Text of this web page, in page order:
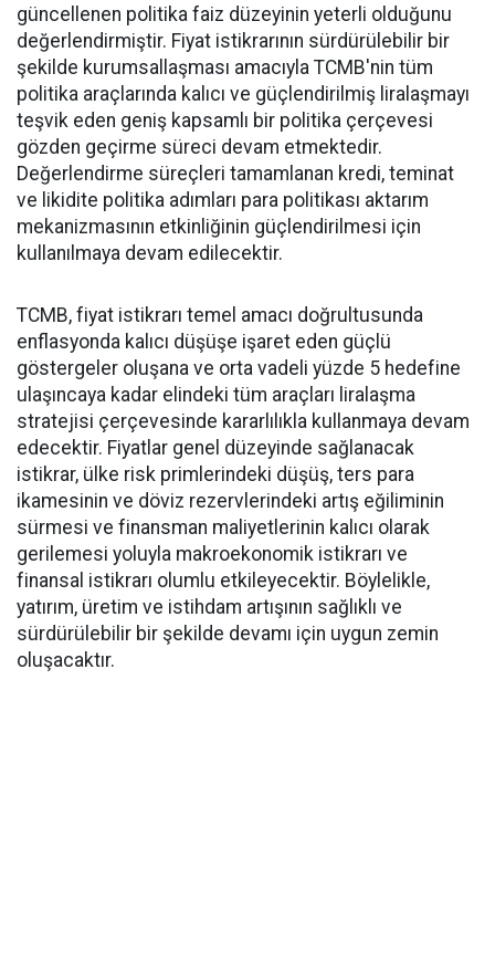
güncellenen politika faiz düzeyinin yeterli olduğunu
değerlendirmiştir. Fiyat istikrarının sürdürülebilir bir
şekilde kurumsallaşması amacıyla TCMB'nin tüm
politika araçlarında kalıcı ve güçlendirilmiş liralaşmayı
teşvik eden geniş kapsamlı bir politika çerçevesi
gözden geçirme süreci devam etmektedir.
Değerlendirme süreçleri tamamlanan kredi, teminat
ve likidite politika adımları para politikası aktarım
mekanizmasının etkinliğinin güçlendirilmesi için
kullanılmaya devam edilecektir.
TCMB, fiyat istikrarı temel amacı doğrultusunda
enflasyonda kalıcı düşüşe işaret eden güçlü
göstergeler oluşana ve orta vadeli yüzde 5 hedefine
ulaşıncaya kadar elindeki tüm araçları liralaşma
stratejisi çerçevesinde kararlılıkla kullanmaya devam
edecektir. Fiyatlar genel düzeyinde sağlanacak
istikrar, ülke risk primlerindeki düşüş, ters para
ikamesinin ve döviz rezervlerindeki artış eğiliminin
sürmesi ve finansman maliyetlerinin kalıcı olarak
gerilemesi yoluyla makroekonomik istikrarı ve
finansal istikrarı olumlu etkileyecektir. Böylelikle,
yatırım, üretim ve istihdam artışının sağlıklı ve
sürdürülebilir bir şekilde devamı için uygun zemin
oluşacaktır.